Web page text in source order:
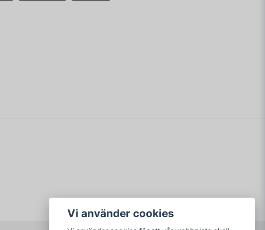
Vi använder cookies